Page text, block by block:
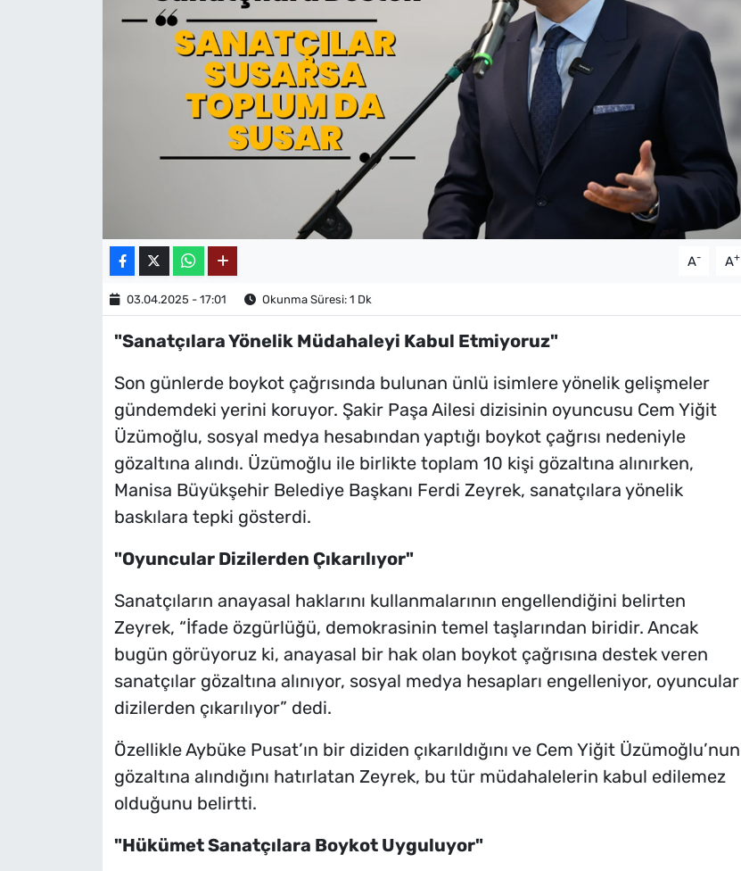
A- A+
03.04.2025 - 17:01 Okunma Süresi: 1 Dk
"Sanatçılara Yönelik Müdahaleyi Kabul Etmiyoruz"
Son günlerde boykot çağrısında bulunan ünlü isimlere yönelik gelişmeler
gündemdeki yerini koruyor. Şakir Paşa Ailesi dizisinin oyuncusu Cem Yiğit
Üzümoğlu, sosyal medya hesabından yaptığı boykot çağrısı nedeniyle
gözaltına alındı. Üzümoğlu ile birlikte toplam 10 kişi gözaltına alınırken,
Manisa Büyükşehir Belediye Başkanı Ferdi Zeyrek, sanatçılara yönelik
baskılara tepki gösterdi.
"Oyuncular Dizilerden Çıkarılıyor"
Sanatçıların anayasal haklarını kullanmalarının engellendiğini belirten
Zeyrek, “İfade özgürlüğü, demokrasinin temel taşlarından biridir. Ancak
bugün görüyoruz ki, anayasal bir hak olan boykot çağrısına destek veren
sanatçılar gözaltına alınıyor, sosyal medya hesapları engelleniyor, oyuncular
dizilerden çıkarılıyor” dedi.
Özellikle Aybüke Pusat’ın bir diziden çıkarıldığını ve Cem Yiğit Üzümoğlu’nun
gözaltına alındığını hatırlatan Zeyrek, bu tür müdahalelerin kabul edilemez
olduğunu belirtti.
"Hükümet Sanatçılara Boykot Uyguluyor"